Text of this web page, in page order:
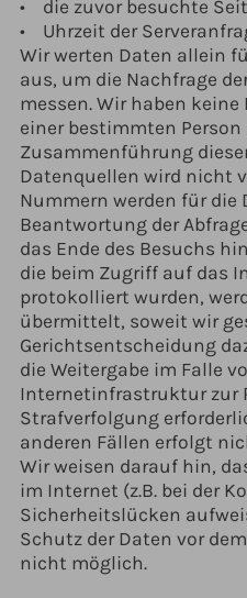
• die zuvor besuchte
• Uhrzeit der
Wir werten Daten allein
aus, um die Nachfrage
messen. Wir haben
einer bestimmten Person
Zusammenführung
Datenquellen wird nicht
Nummern werden für die
Beantwortung der
das Ende des Besuchs
die beim Zugriff auf das
protokolliert wurden,
übermittelt, soweit wir
Gerichtsentscheidung
die Weitergabe im Falle
Internetinfrastruktur zur
Strafverfolgung
anderen Fällen erfolgt
Wir weisen darauf hin,
im Internet (z.B. bei der
Sicherheitslücken
Schutz der Daten vor
nicht möglich.